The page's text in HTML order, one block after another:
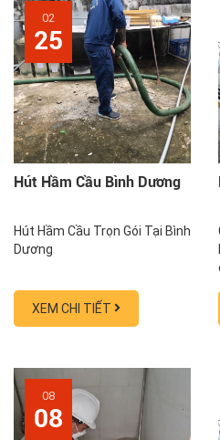
02
25
Hút Hầm Cầu Bình Dương
Hút Hầm Cầu Trọn Gói Tại Bình
Dương
XEM CHI TIẾT
08
08